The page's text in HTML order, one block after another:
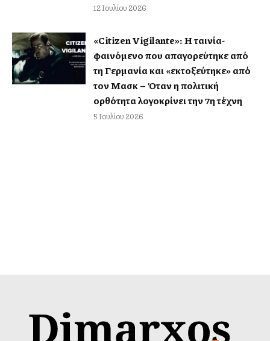
12 Ιουλίου 2026
«Citizen Vigilante»: Η ταινία-
φαινόμενο που απαγορεύτηκε από
τη Γερμανία και «εκτοξεύτηκε» από
τον Μασκ – Όταν η πολιτική
ορθότητα λογοκρίνει την 7η τέχνη
5 Ιουλίου 2026